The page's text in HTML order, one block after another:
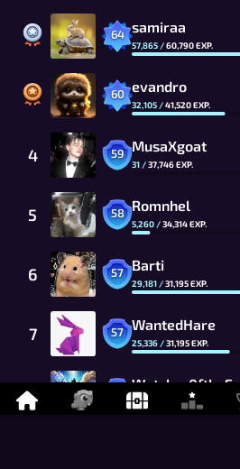
64 samiraa
57,865 /60,790EXP.
60 evandro
32,105 /41,520EXP.
4 59 MusaXgoat
31 /37,746EXP.
5 58 Romnhel
5,260 /34,314EXP.
6 57 Barti
29,181 /31,195EXP.
7 57 WantedHare
25,336 /31,195EXP.
8 24,515 31,195EXP.